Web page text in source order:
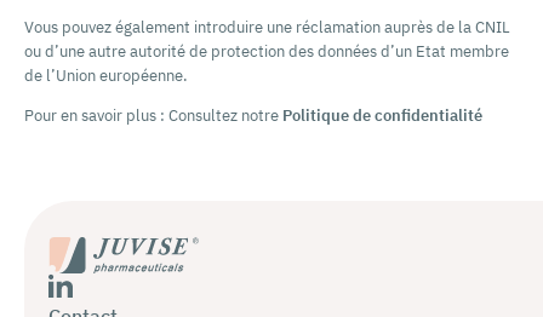
Vous pouvez également introduire une réclamation auprès de la CNIL
ou d’une autre autorité de protection des données d’un Etat membre
de l’Union européenne.
Pour en savoir plus : Consultez notre Politique de confidentialité